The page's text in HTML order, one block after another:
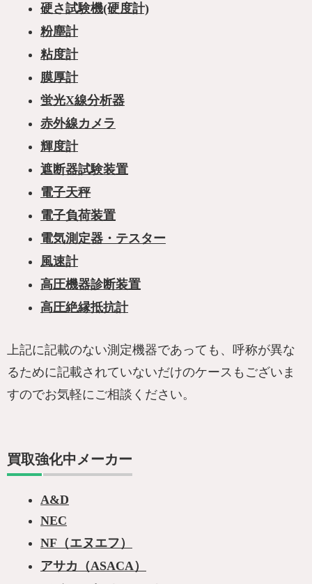
硬さ試験機(硬度計)
粉塵計
粘度計
膜厚計
蛍光X線分析器
赤外線カメラ
輝度計
遮断器試験装置
電子天秤
電子負荷装置
電気測定器・テスター
風速計
高圧機器診断装置
高圧絶縁抵抗計
上記に記載のない測定機器であっても、呼称が異な
るために記載されていないだけのケースもございま
すのでお気軽にご相談ください。
買取強化中メーカー
A&D
NEC
NF（エヌエフ）
アサカ（ASACA）